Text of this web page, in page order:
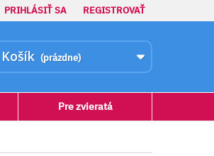
PRIHLÁSIŤ SA REGISTROVAŤ
Košík (prázdne)
Pre zvieratá